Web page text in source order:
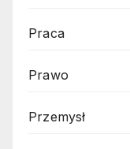
Praca
Prawo
Przemysł